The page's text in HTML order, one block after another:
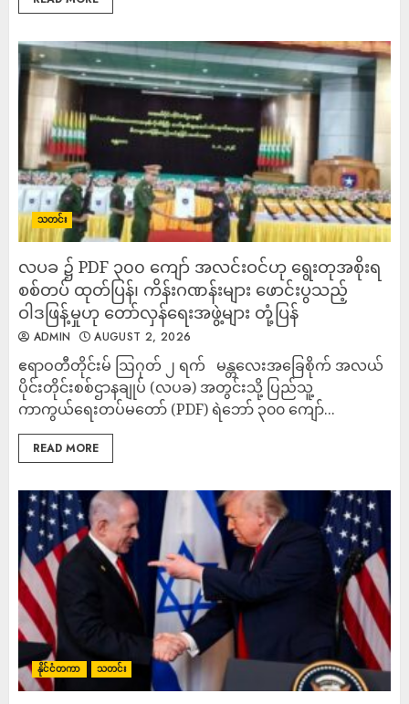
သတင်း
လပခ ၌ PDF ၃၀၀ ကျော် အလင်းဝင်ဟု ရွေးတုအစိုးရ
စစ်တပ် ထုတ်ပြန်၊ ကိန်းဂဏန်းများ ဖောင်းပွသည့်
ဝါဒဖြန့်မှုဟု တော်လှန်ရေးအဖွဲ့များ တုံ့ပြန်
ADMIN AUGUST 2, 2026
ဧရာဝတီတိုင်းမ် ဩဂုတ် ၂ ရက် မန္တလေးအခြေစိုက် အလယ်
ပိုင်းတိုင်းစစ်ဌာနချုပ် (လပခ) အတွင်းသို့ ပြည်သူ့
ကာကွယ်ရေးတပ်မတော် (PDF) ရဲဘော် ၃၀၀ ကျော်...
READ MORE
နိုင်ငံတကာ သတင်း